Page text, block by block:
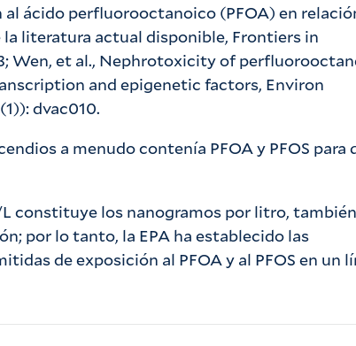
al ácido perfluorooctanoico (PFOA) en
literatura actual disponible, Frontiers in
Wen, et al., Nephrotoxicity of
and epigenetic factors, Environ
dvac010.
a menudo contenía PFOA y PFOS para
constituye los nanogramos por litro, también
por lo tanto, la EPA ha establecido las
de exposición al PFOA y al PFOS en un